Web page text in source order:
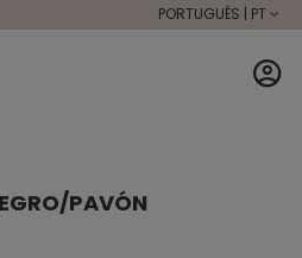
PORTUGUÊS | PT
PAVÓN